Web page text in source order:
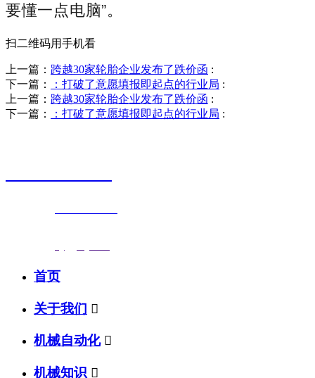
要懂一点电脑”。
扫二维码用手机看
上一篇： 跨越30家轮胎企业发布了跌价函 :
下一篇：
：打破了意愿填报即起点的行业局 :
上一篇： 跨越30家轮胎企业发布了跌价函 :
下一篇：
：打破了意愿填报即起点的行业局 :
首页
关于我们 
机械自动化 
机械知识 